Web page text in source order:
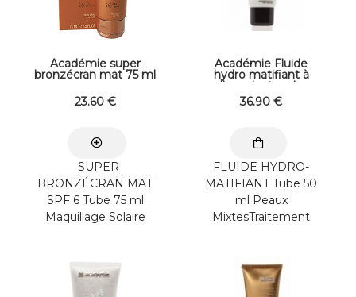
Académie super
bronzécran mat 75 ml
23.60 €
SUPER
BRONZÉCRAN MAT
SPF 6 Tube 75 ml
Maquillage Solaire
...
Académie Fluide
hydro matifiant à
l'eucalyptus de
Provence 50 ml
36.90 €
FLUIDE HYDRO-
MATIFIANT Tube 50
ml Peaux
MixtesTraitement
Lavande et ...